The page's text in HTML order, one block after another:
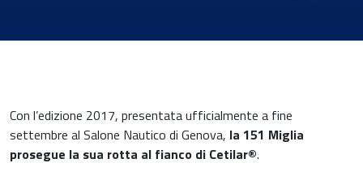
Con l’edizione 2017, presentata ufficialmente a fine
settembre al Salone Nautico di Genova, la 151 Miglia
prosegue la sua rotta al fianco di Cetilar®.